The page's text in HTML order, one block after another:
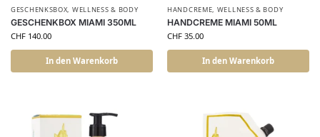
GESCHENKSBOX, WELLNESS & BODY
GESCHENKBOX MIAMI 350ML
CHF 140.00
In den Warenkorb
HANDCREME, WELLNESS & BODY
HANDCREME MIAMI 50ML
CHF 35.00
In den Warenkorb